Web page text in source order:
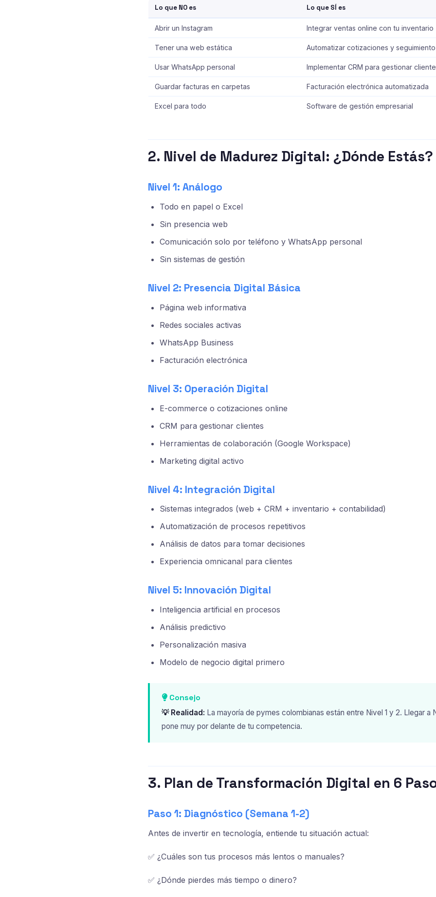
Lo que NO es Lo que SÍ es
Abrir un Instagram Integrar ventas online con tu inventario
Tener una web estática Automatizar cotizaciones y seguimiento
Usar WhatsApp personal Implementar CRM para gestionar
Guardar facturas en carpetas Facturación electrónica automatizada
Excel para todo Software de gestión empresarial
2. Nivel de Madurez Digital: ¿Dónde Estás?
Nivel 1: Análogo
Todo en papel o Excel
Sin presencia web
Comunicación solo por teléfono y WhatsApp personal
Sin sistemas de gestión
Nivel 2: Presencia Digital Básica
Página web informativa
Redes sociales activas
WhatsApp Business
Facturación electrónica
Nivel 3: Operación Digital
E-commerce o cotizaciones online
CRM para gestionar clientes
Herramientas de colaboración (Google Workspace)
Marketing digital activo
Nivel 4: Integración Digital
Sistemas integrados (web + CRM + inventario + contabilidad)
Automatización de procesos repetitivos
Análisis de datos para tomar decisiones
Experiencia omnicanal para clientes
Nivel 5: Innovación Digital
Inteligencia artificial en procesos
Análisis predictivo
Personalización masiva
Modelo de negocio digital primero
Consejo
💡 Realidad: La mayoría de pymes colombianas están entre Nivel 1 y 2. Llegar a
pone muy por delante de tu competencia.
3. Plan de Transformación Digital en 6
Paso 1: Diagnóstico (Semana 1-2)
Antes de invertir en tecnología, entiende tu situación actual:
✅ ¿Cuáles son tus procesos más lentos o manuales?
✅ ¿Dónde pierdes más tiempo o dinero?